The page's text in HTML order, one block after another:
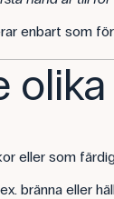
enbart som
eller som
bränna eller